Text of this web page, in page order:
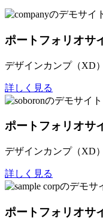
ポートフォリオサ
デザインカンプ（XD
詳しく見る
ポートフォリオサ
デザインカンプ（XD
詳しく見る
ポートフォリオサ